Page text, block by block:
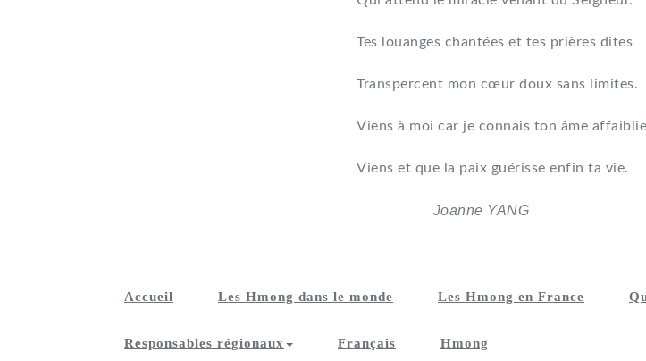
Tes louanges chantées et tes prières dites
Transpercent mon cœur doux sans limites.
Viens à moi car je connais ton âme
Viens et que la paix guérisse enfin ta vie.
Joanne YANG
Accueil Les Hmong dans le monde Les Hmong en France
Responsables régionaux Français Hmong